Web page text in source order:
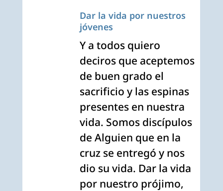
Dar la vida por nuestros
jóvenes
Y a todos quiero
deciros que aceptemos
de buen grado el
sacrificio y las espinas
presentes en nuestra
vida. Somos discípulos
de Alguien que en la
cruz se entregó y nos
dio su vida. Dar la vida
por nuestro prójimo,